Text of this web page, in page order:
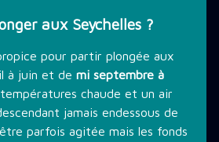
aux Seychelles ?
pour partir plongée aux
à juin et de mi septembre à
chaude et un air
jamais endessous de
parfois agitée mais les fonds